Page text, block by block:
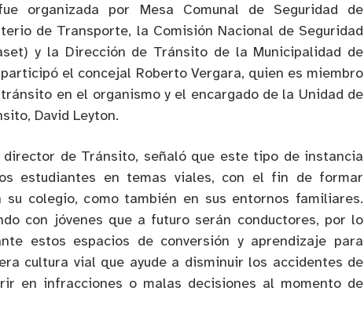
organizada por Mesa Comunal de Seguridad de
de Transporte, la Comisión Nacional de Seguridad
y la Dirección de Tránsito de la Municipalidad de
el concejal Roberto Vergara, quien es miembro
en el organismo y el encargado de la Unidad de
David Leyton.
director de Tránsito, señaló que este tipo de instancia
estudiantes en temas viales, con el fin de formar
su colegio, como también en sus entornos familiares.
con jóvenes que a futuro serán conductores, por lo
estos espacios de conversión y aprendizaje para
cultura vial que ayude a disminuir los accidentes de
en infracciones o malas decisiones al momento de